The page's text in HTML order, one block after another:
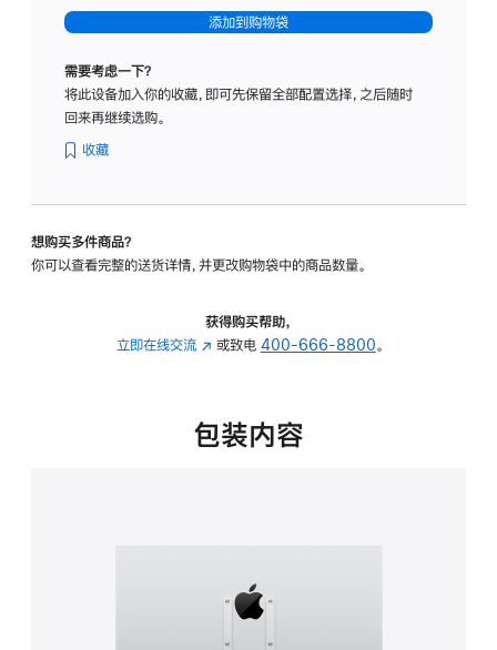
-
标
璃
转
的
添加到购物袋
需要考虑一下？
将此设备加入你的收藏，即可先保留全部配置选择，之后随时
回来再继续选购。
收藏
想购买多件商品？
你可以查看完整的送货详情，并更改购物袋中的商品数量。
获得购买帮助，
立即在线交流 (在
中
或致电 400-666-8800。
包装内容